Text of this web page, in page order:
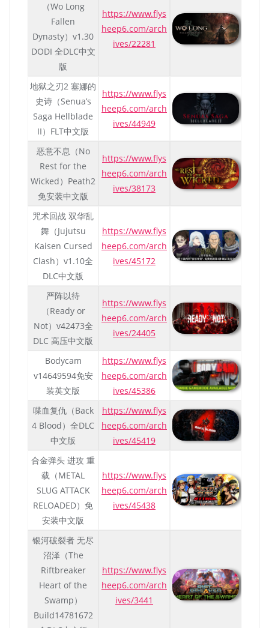
（Wo Long
Fallen
Dynasty）v1.30
DODI 全DLC中文
版
https://www.flys
heep6.com/arch
ives/22281
地狱之刃2 塞娜的
史诗（Senua’s
Saga Hellblade
II）FLT中文版
https://www.flys
heep6.com/arch
ives/44949
恶意不息（No
Rest for the
Wicked）Peath2
免安装中文版
https://www.flys
heep6.com/arch
ives/38173
咒术回战 双华乱
舞（Jujutsu
Kaisen Cursed
Clash）v1.10全
DLC中文版
https://www.flys
heep6.com/arch
ives/45172
严阵以待
（Ready or
Not）v42473全
DLC 高压中文版
https://www.flys
heep6.com/arch
ives/24405
Bodycam
v14649594免安
装英文版
https://www.flys
heep6.com/arch
ives/45386
喋血复仇（Back
4 Blood）全DLC
中文版
https://www.flys
heep6.com/arch
ives/45419
合金弹头 进攻 重
载（METAL
SLUG ATTACK
RELOADED）免
安装中文版
https://www.flys
heep6.com/arch
ives/45438
银河破裂者 无尽
沼泽（The
Riftbreaker
Heart of the
Swamp）
Build14781672
https://www.flys
heep6.com/arch
ives/3441